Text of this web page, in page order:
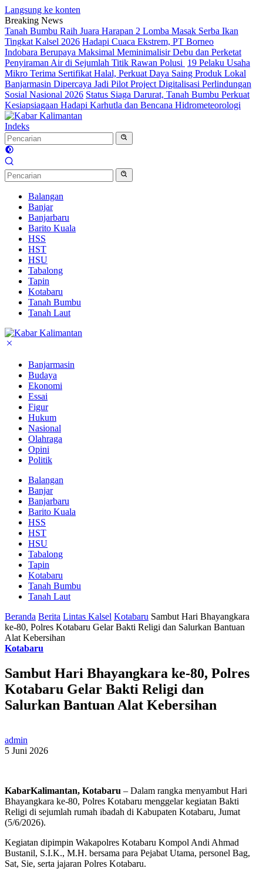
Langsung ke konten
Breaking News
Tanah Bumbu Raih Juara Harapan 2 Lomba Masak Serba Ikan
Tingkat Kalsel 2026 Hadapi Cuaca Ekstrem, PT Borneo
Indobara Berupaya Maksimal Meminimalisir Debu dan Perketat
Penyiraman Air di Sejumlah Titik Rawan Polusi 19 Pelaku Usaha
Mikro Terima Sertifikat Halal, Perkuat Daya Saing Produk Lokal
Banjarmasin Dipercaya Jadi Pilot Project Digitalisasi Perlindungan
Sosial Nasional 2026 Status Siaga Darurat, Tanah Bumbu Perkuat
Kesiapsiagaan Hadapi Karhutla dan Bencana Hidrometeorologi
Indeks
Balangan
Banjar
Banjarbaru
Barito Kuala
HSS
HST
HSU
Tabalong
Tapin
Kotabaru
Tanah Bumbu
Tanah Laut
Banjarmasin
Budaya
Ekonomi
Essai
Figur
Hukum
Nasional
Olahraga
Opini
Politik
Balangan
Banjar
Banjarbaru
Barito Kuala
HSS
HST
HSU
Tabalong
Tapin
Kotabaru
Tanah Bumbu
Tanah Laut
Beranda Berita Lintas Kalsel Kotabaru Sambut Hari Bhayangkara
ke-80, Polres Kotabaru Gelar Bakti Religi dan Salurkan Bantuan
Alat Kebersihan
Kotabaru
Sambut Hari Bhayangkara ke-80, Polres
Kotabaru Gelar Bakti Religi dan
Salurkan Bantuan Alat Kebersihan
admin
5 Juni 2026
KabarKalimantan, Kotabaru – Dalam rangka menyambut Hari
Bhayangkara ke-80, Polres Kotabaru menggelar kegiatan Bakti
Religi di sejumlah rumah ibadah di Kabupaten Kotabaru, Jumat
(5/6/2026).
Kegiatan dipimpin Wakapolres Kotabaru Kompol Andi Ahmad
Bustanil, S.I.K., M.H. bersama para Pejabat Utama, personel Bag,
Sat, Sie, serta jajaran Polres Kotabaru.